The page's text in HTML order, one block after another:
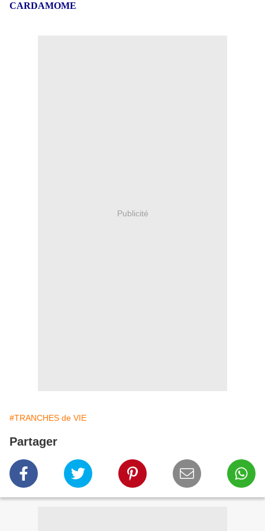
CARDAMOME
Publicité
#TRANCHES de VIE
Partager